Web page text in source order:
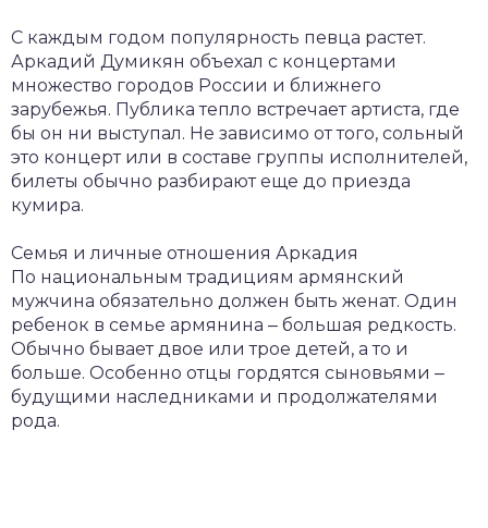
С каждым годом популярность певца растет.
Аркадий Думикян объехал с концертами
множество городов России и ближнего
зарубежья. Публика тепло встречает артиста, где
бы он ни выступал. Не зависимо от того, сольный
это концерт или в составе группы исполнителей,
билеты обычно разбирают еще до приезда
кумира.
Семья и личные отношения Аркадия
По национальным традициям армянский
мужчина обязательно должен быть женат. Один
ребенок в семье армянина ‒ большая редкость.
Обычно бывает двое или трое детей, а то и
больше. Особенно отцы гордятся сыновьями ‒
будущими наследниками и продолжателями
рода.